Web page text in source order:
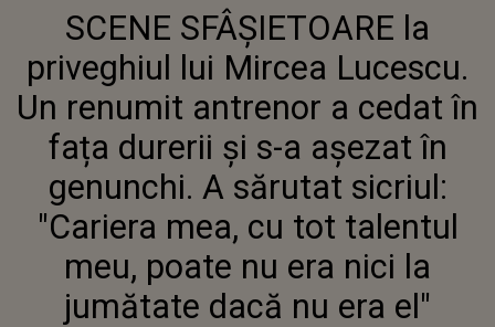
PRIVEGHIUL LUI MIRCEA
LUCESCU. UN RENUMIT
ANTRENOR A CEDAT ÎN FAȚA
DURERII ŞI S-A AȘEZAT ÎN
GENUNCHI. A SĂRUTAT SICRIUL:
MEU, POATE NU ERA NICI LA
JUMĂTATE DACĂ NU ERA EL"
SCENE SFÂȘIETOARE la
priveghiul lui Mircea Lucescu.
Un renumit antrenor a cedat în
fața durerii şi s-a așezat în
genunchi. A sărutat sicriul:
"Cariera mea, cu tot talentul
meu, poate nu era nici la
jumătate dacă nu era el"